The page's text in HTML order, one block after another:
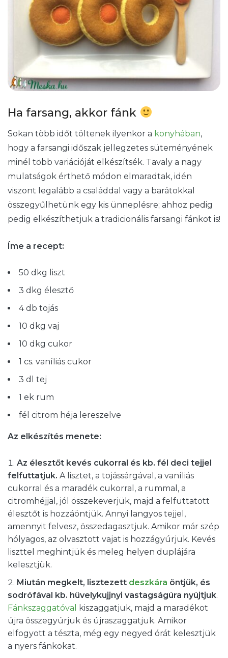
Ha farsang, akkor fánk
Sokan több időt töltenek ilyenkor a konyhában,
hogy a farsangi időszak jellegzetes süteményének
minél több variációját elkészítsék. Tavaly a nagy
mulatságok érthető módon elmaradtak, idén
viszont legalább a családdal vagy a barátokkal
összegyűlhetünk egy kis ünneplésre; ahhoz pedig
pedig elkészíthetjük a tradicionális farsangi fánkot is!
Íme a recept:
50 dkg liszt
3 dkg élesztő
4 db tojás
10 dkg vaj
10 dkg cukor
1 cs. vaníliás cukor
3 dl tej
1 ek rum
fél citrom héja lereszelve
Az elkészítés menete:
Az élesztőt kevés cukorral és kb. fél deci tejjel
felfuttatjuk. A lisztet, a tojássárgával, a vaníliás
cukorral és a maradék cukorral, a rummal, a
citromhéjjal, jól összekeverjük, majd a felfuttatott
élesztőt is hozzáöntjük. Annyi langyos tejjel,
amennyit felvesz, összedagasztjuk. Amikor már szép
hólyagos, az olvasztott vajat is hozzágyúrjuk. Kevés
liszttel meghintjük és meleg helyen duplájára
kelesztjük.
Miután megkelt, lisztezett deszkára öntjük, és
sodrófával kb. hüvelykujjnyi vastagságúra nyújtjuk.
Fánkszaggatóval
kiszaggatjuk, majd a maradékot
újra összegyúrjuk és újraszaggatjuk. Amikor
elfogyott a tészta, még egy negyed órát kelesztjük
a nyers fánkokat.